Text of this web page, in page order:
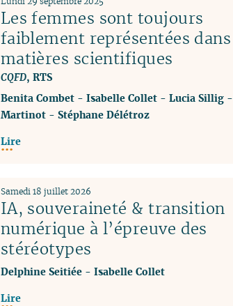
Les femmes sont toujours
faiblement représentées
matières scientifiques
CQFD, RTS
Benita Combet- Isabelle Collet- Lucia Sillig-
Martinot- Stéphane Délétroz
Lire
IA, souveraineté & transition
numérique à l’épreuve des
stéréotypes
Samedi 18 juillet 2026
Delphine Seitiée- Isabelle Collet
Lire